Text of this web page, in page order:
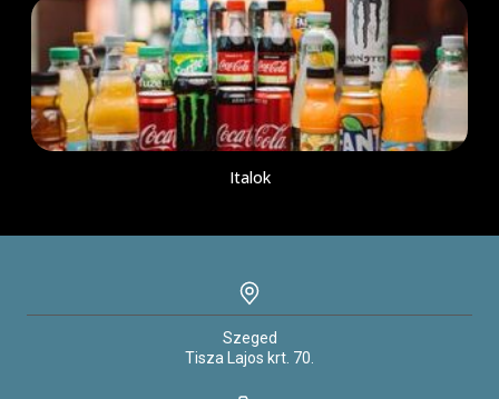
Italok
Szeged
Tisza Lajos krt. 70.